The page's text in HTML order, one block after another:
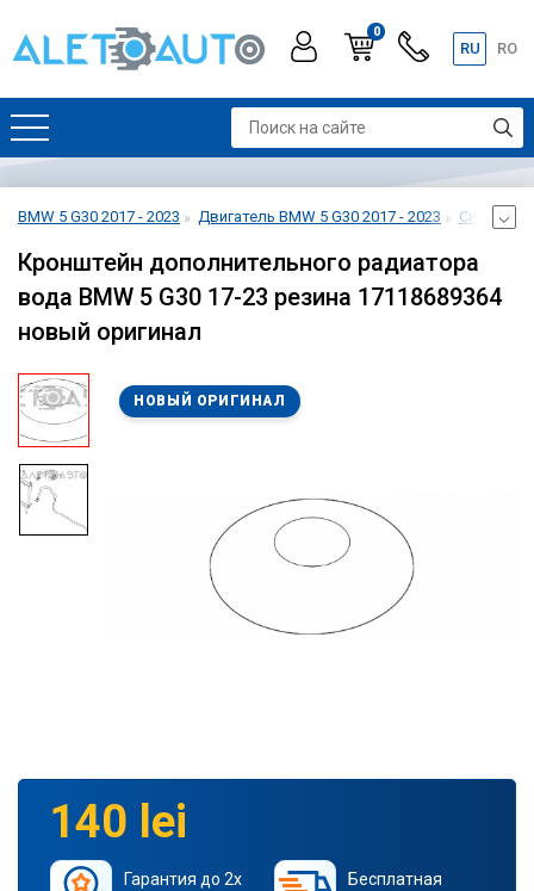
0
RU RO
BMW 5 G30 2017 - 2023 Двигатель BMW 5 G30 2017 - 2023 Система
Кронштейн дополнительного радиатора
вода BMW 5 G30 17-23 резина 17118689364
новый оригинал
НОВЫЙ ОРИГИНАЛ
140 lei
Гарантия до 2х
Бесплатная